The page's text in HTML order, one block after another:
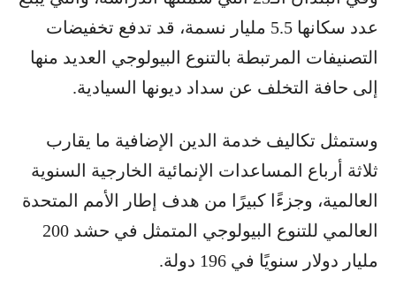
عدد سكانها 5.5 مليار نسمة، قد تدفع تخفيضات
التصنيفات المرتبطة بالتنوع البيولوجي العديد منها
إلى حافة التخلف عن سداد ديونها السيادية.
وستمثل تكاليف خدمة الدين الإضافية ما يقارب
ثلاثة أرباع المساعدات الإنمائية الخارجية السنوية
العالمية، وجزءًا كبيرًا من هدف إطار الأمم المتحدة
العالمي للتنوع البيولوجي المتمثل في حشد 200
مليار دولار سنويًا في 196 دولة.